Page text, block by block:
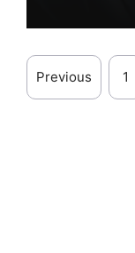
Previous 1